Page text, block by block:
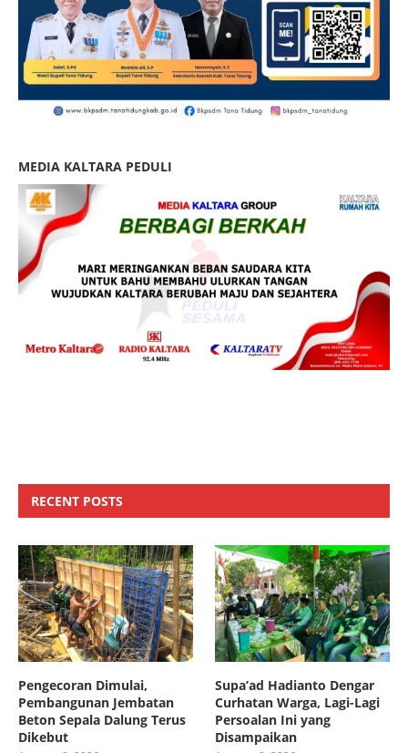
MEDIA KALTARA PEDULI
RECENT POSTS
Pengecoran Dimulai,
Pembangunan Jembatan
Beton Sepala Dalung Terus
Dikebut
Supa’ad Hadianto Dengar
Curhatan Warga, Lagi-Lagi
Persoalan Ini yang
Disampaikan